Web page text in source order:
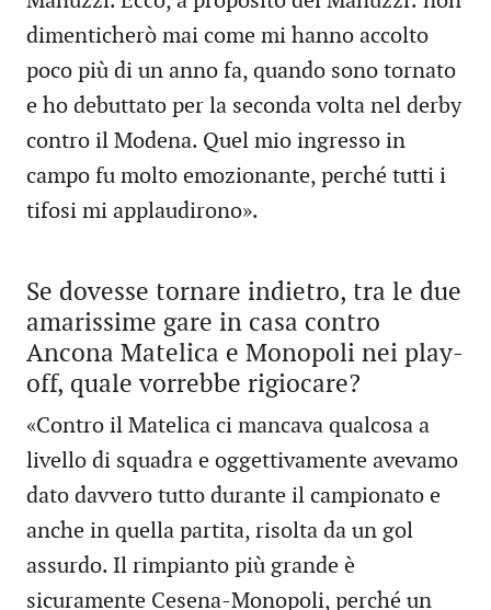
dimenticherò mai come mi hanno accolto
poco più di un anno fa, quando sono tornato
e ho debuttato per la seconda volta nel derby
contro il Modena. Quel mio ingresso in
campo fu molto emozionante, perché tutti i
tifosi mi applaudirono».
Se dovesse tornare indietro, tra le due
amarissime gare in casa contro
Ancona Matelica e Monopoli nei play-
off, quale vorrebbe rigiocare?
«Contro il Matelica ci mancava qualcosa a
livello di squadra e oggettivamente avevamo
dato davvero tutto durante il campionato e
anche in quella partita, risolta da un gol
assurdo. Il rimpianto più grande è
sicuramente Cesena-Monopoli, perché un